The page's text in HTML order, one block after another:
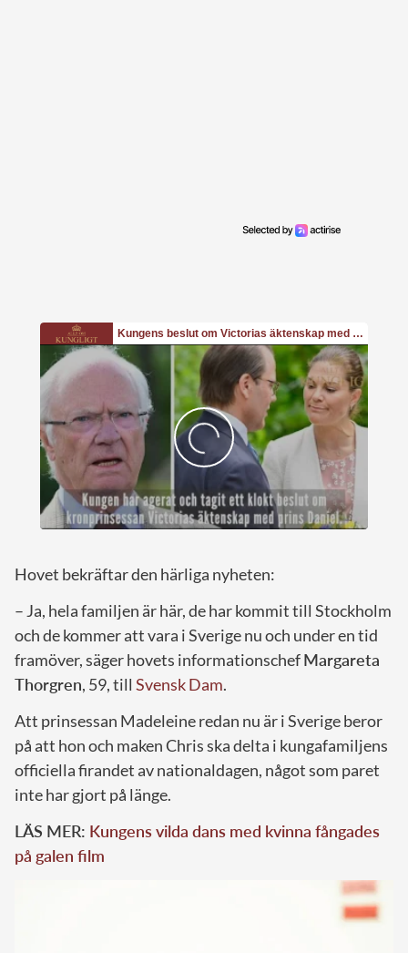
Hovet bekräftar den härliga nyheten:
– Ja, hela familjen är här, de har kommit till Stockholm
och de kommer att vara i Sverige nu och under en tid
framöver, säger hovets informationschefMargareta
Thorgren, 59, till Svensk Dam.
Att prinsessan Madeleine redan nu är i Sverige beror
på att hon och maken Chris ska delta i kungafamiljens
officiella firandet av nationaldagen, något som paret
inte har gjort på länge.
LÄS MER: Kungens vilda dans med kvinna fångades
på galen film